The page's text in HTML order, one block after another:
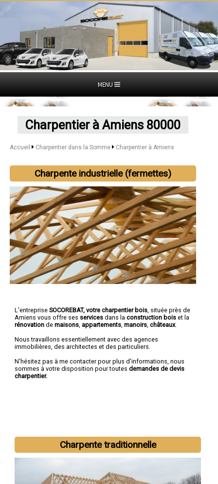
MENU
Charpentier à Amiens 80000
Accueil Charpentier dans la Somme Charpentier à Amiens
Charpente industrielle (fermettes)
L'entreprise SOCOREBAT, votre charpentier bois , située près de
Amiens vous offre ses services dans la construction bois et la
rénovation de maisons appartements manoirs châteaux.
Nous travaillons essentiellement avec des agences
immobilières, des architectes et des particuliers.
N'hésitez pas à me contacter pour plus d'informations, nous
sommes à votre disposition pour toutes demandes de devis
charpentier.
Abbeville,Albert,Péronne,Corbie,Doullens,Roye,Montdidier,
Charpente traditionnelle